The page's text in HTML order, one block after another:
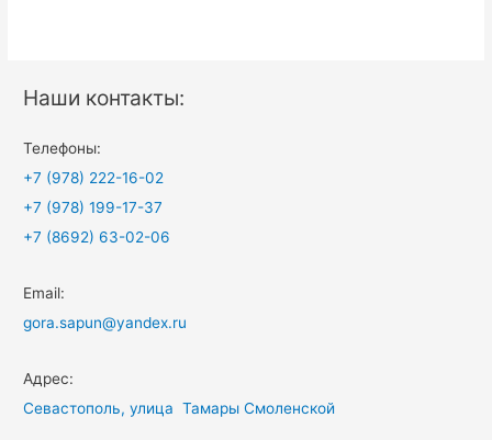
Наши контакты:
Телефоны:
+7 (978) 222-16-02
+7 (978) 199-17-37
+7 (8692) 63-02-06
Email:
gora.sapun@yandex.ru
Адрес:
Севастополь, улица Тамары Смоленской